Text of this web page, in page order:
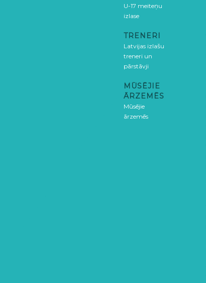
U-17 meiteņu
izlase
TRENERI
Latvijas izlašu
treneri un
pārstāvji
MŪSĒJIE
ĀRZEMĒS
Mūsējie
ārzemēs